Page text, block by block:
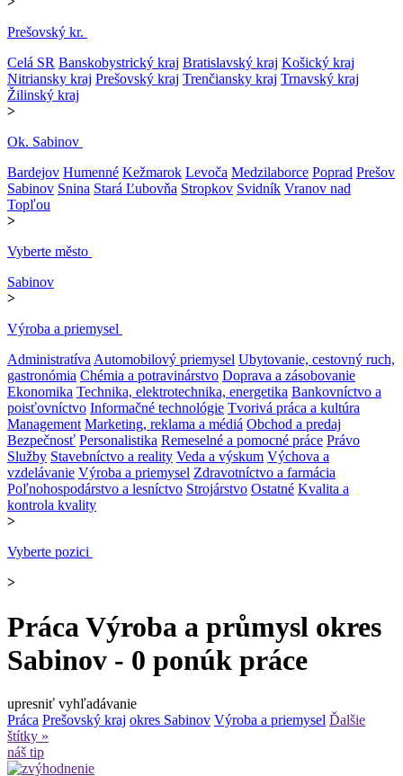
Prešovský kr.
Celá SR Banskobystrický kraj Bratislavský kraj Košický kraj
Nitriansky kraj Prešovský kraj Trenčiansky kraj Trnavský kraj
Žilinský kraj
>
Ok. Sabinov
Bardejov Humenné Kežmarok Levoča Medzilaborce Poprad Prešov
Sabinov Snina Stará Ľubovňa Stropkov Svidník Vranov nad
Topľou
>
Vyberte město
Sabinov
>
Výroba a priemysel
AdministratívaAutomobilový priemysel Ubytovanie, cestovný ruch,
gastronómia Chémia a potravinárstvo Doprava a zásobovanie
Ekonomika Technika, elektrotechnika, energetika Bankovníctvo a
poisťovníctvo Informačné technológie Tvorivá práca a kultúra
Management Marketing, reklama a médiá Obchod a predaj
Bezpečnosť Personalistika Remeselné a pomocné práce Právo
Služby Stavebníctvo a reality Veda a výskum Výchova a
vzdelávanie Výroba a priemysel Zdravotníctvo a farmácia
Poľnohospodárstvo a lesníctvo Strojárstvo Ostatné Kvalita a
kontrola kvality
>
Vyberte pozici
>
Práca Výroba a průmysl okres
Sabinov - 0 ponúk práce
upresniť vyhľadávanie
Práca Prešovský kraj okres Sabinov Výroba a priemysel Ďalšie
štítky »
náš tip